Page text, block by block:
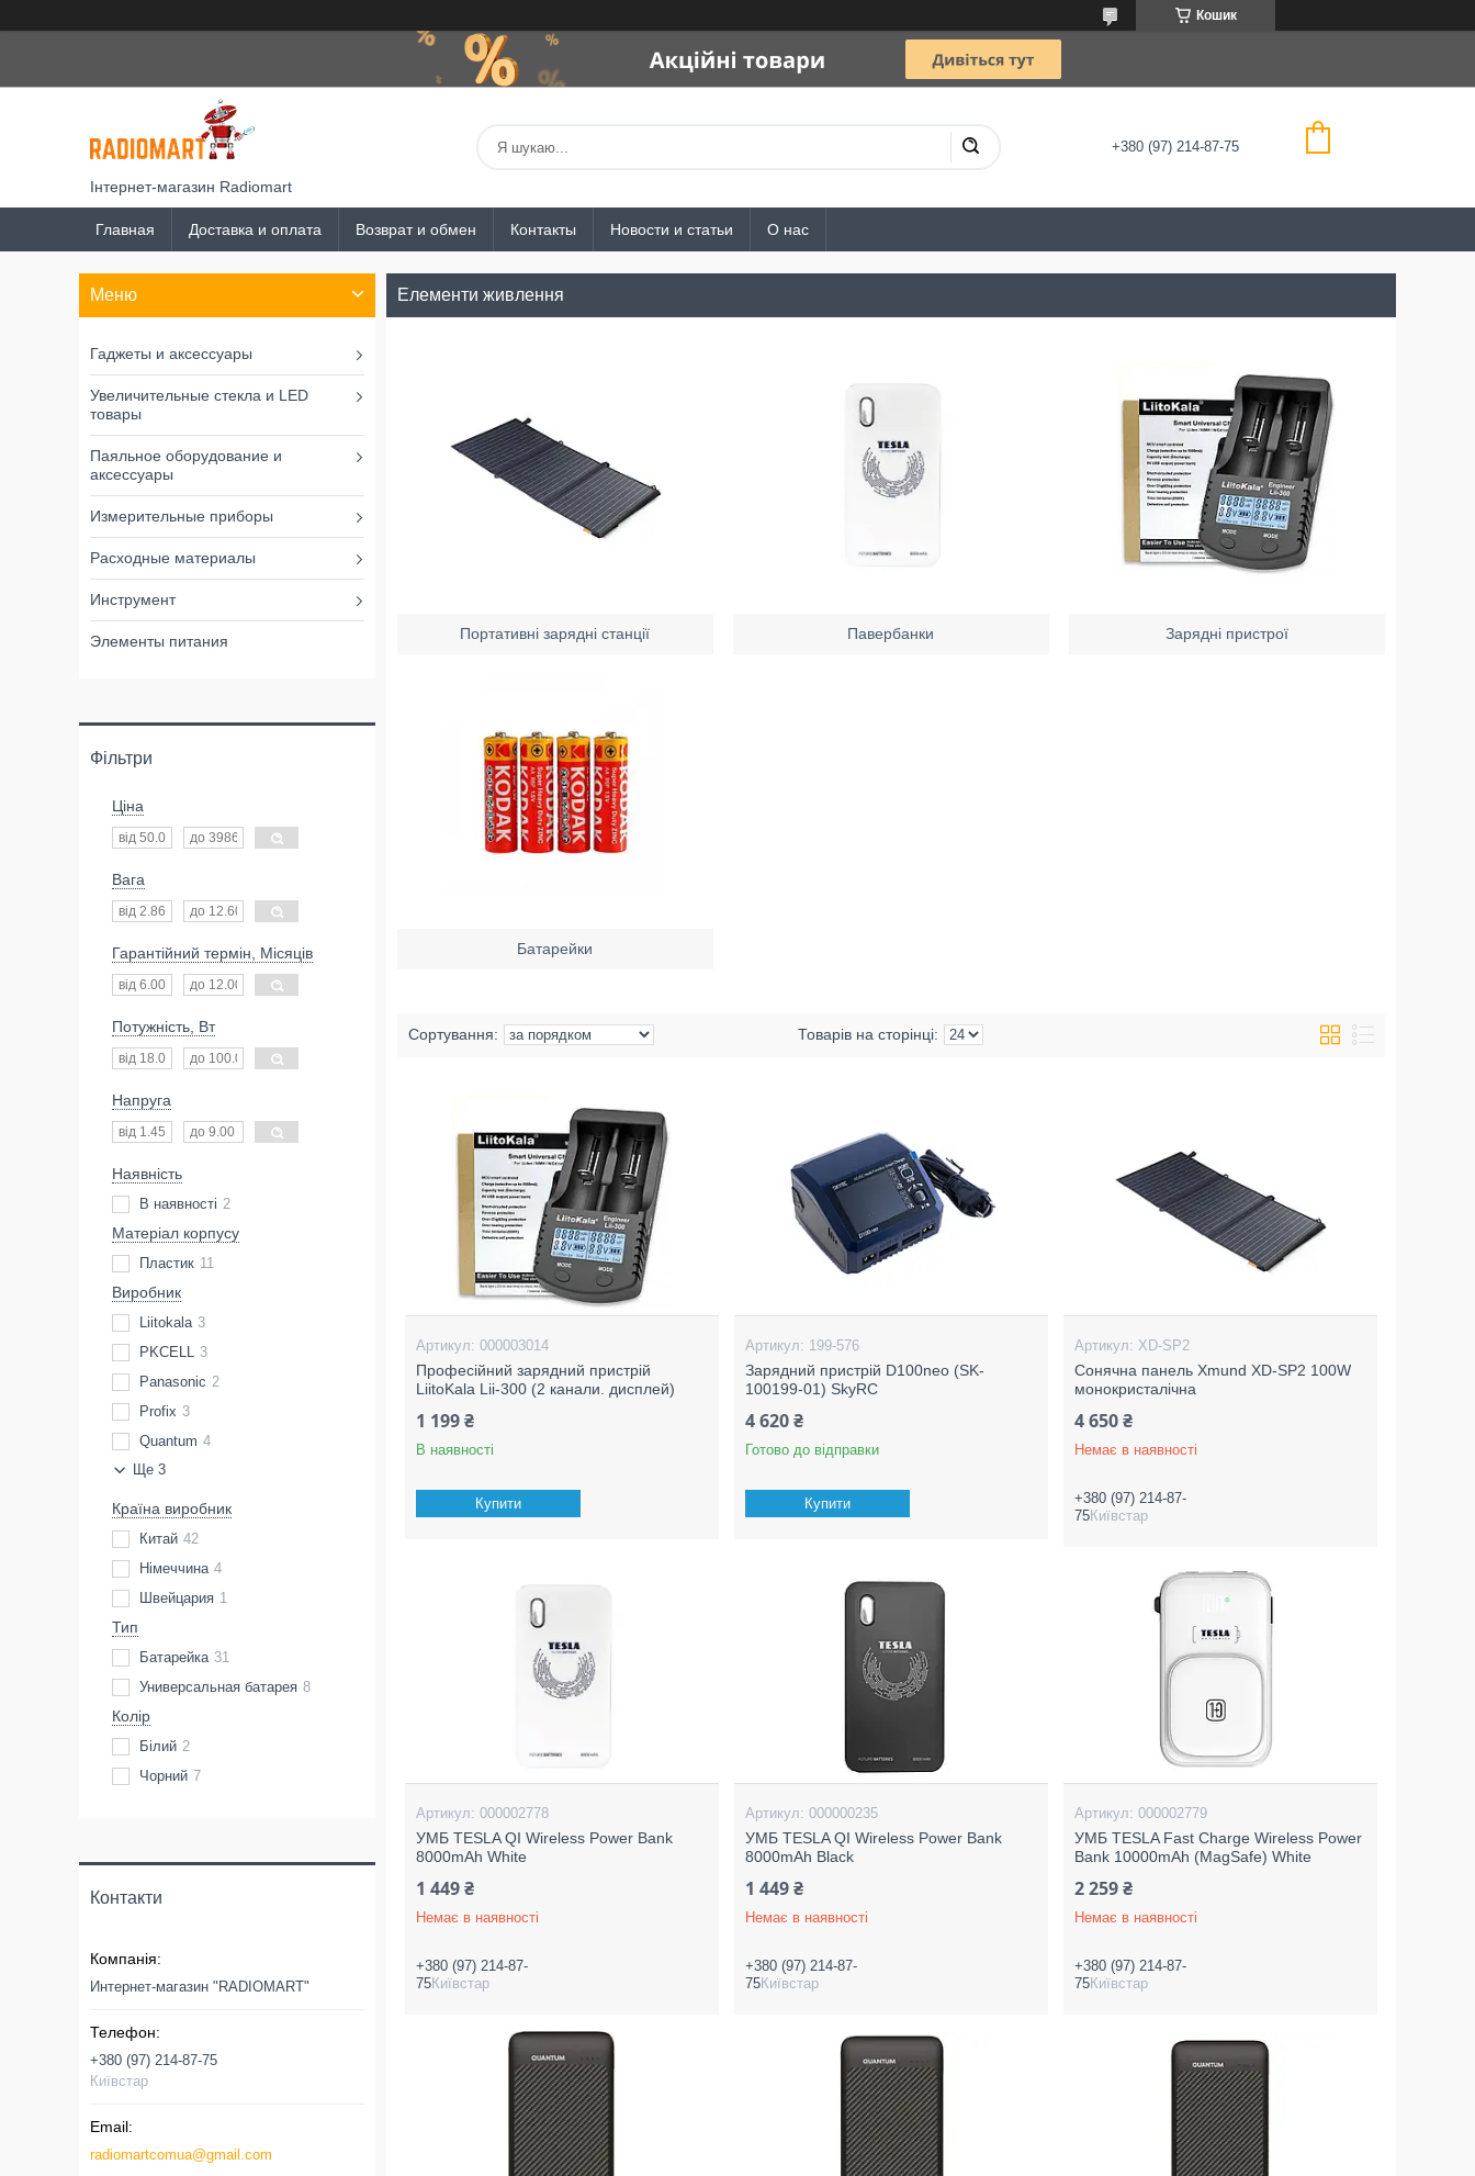
Кошик
Інтернет-магазин Radiomart
+380 (97) 214-87-75
Главная Доставка и оплата Возврат и обмен Контакты Новости и статьи О нас
Елементи живлення
Портативні зарядні станції Павербанки Зарядні пристрої
Батарейки
000003014
Професійний зарядний пристрій
LiitoKala Lii-300 (2 канали. дисплей)
1 199 ₴
В наявності
Купити
199-576
Зарядний пристрій D100neo (SK-
100199-01) SkyRC
4 620 ₴
Готово до відправки
Купити
XD-SP2
Сонячна панель Xmund XD-SP2 100W
монокристалічна
4 650 ₴
Немає в наявності
+380 (97) 214-87-
75Київстар
000002778
УМБ TESLA QI Wireless Power Bank
8000mAh White
1 449 ₴
Немає в наявності
+380 (97) 214-87-
75Київстар
000000235
УМБ TESLA QI Wireless Power Bank
8000mAh Black
1 449 ₴
Немає в наявності
+380 (97) 214-87-
75Київстар
000002779
УМБ TESLA Fast Charge Wireless Power
Bank 10000mAh (MagSafe) White
2 259 ₴
Немає в наявності
+380 (97) 214-87-
75Київстар
Гаджеты и аксессуары
Увеличительные стекла и LED
товары
Паяльное оборудование и
аксессуары
Измерительные приборы
Расходные материалы
Инструмент
Элементы питания
Фільтри
Ціна
Вага
Гарантійний термін, Місяців
Потужність, Вт
Напруга
Наявність
В наявності 2
Матеріал корпусу
Пластик 11
Виробник
Liitokala 3
PKCELL 3
Panasonic 2
Profix 3
Quantum 4
Ще 3
Країна виробник
Китай 42
Німеччина 4
Швейцария 1
Тип
Батарейка 31
Универсальная батарея 8
Колір
Білий 2
Чорний 7
Контакти
Интернет-магазин "RADIOMART"
+380 (97) 214-87-75
Київстар
radiomartcomua@gmail.com